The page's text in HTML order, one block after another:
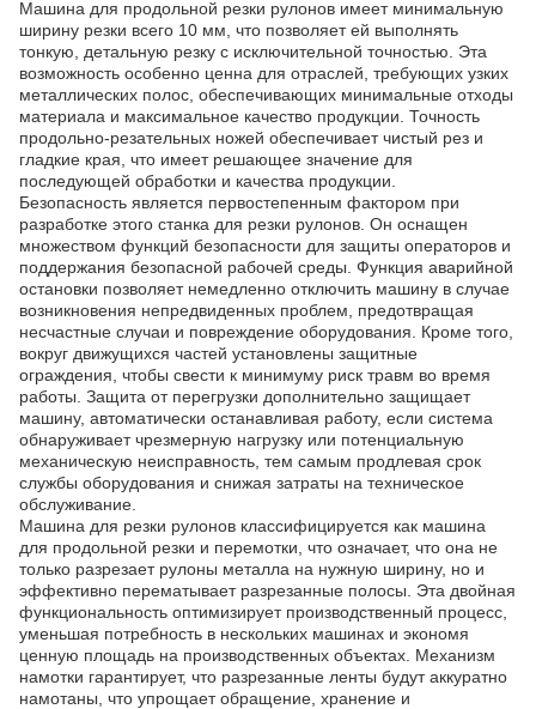
Машина для продольной резки рулонов имеет минимальную
ширину резки всего 10 мм, что позволяет ей выполнять
тонкую, детальную резку с исключительной точностью. Эта
возможность особенно ценна для отраслей, требующих узких
металлических полос, обеспечивающих минимальные отходы
материала и максимальное качество продукции. Точность
продольно-резательных ножей обеспечивает чистый рез и
гладкие края, что имеет решающее значение для
последующей обработки и качества продукции.
Безопасность является первостепенным фактором при
разработке этого станка для резки рулонов. Он оснащен
множеством функций безопасности для защиты операторов и
поддержания безопасной рабочей среды. Функция аварийной
остановки позволяет немедленно отключить машину в случае
возникновения непредвиденных проблем, предотвращая
несчастные случаи и повреждение оборудования. Кроме того,
вокруг движущихся частей установлены защитные
ограждения, чтобы свести к минимуму риск травм во время
работы. Защита от перегрузки дополнительно защищает
машину, автоматически останавливая работу, если система
обнаруживает чрезмерную нагрузку или потенциальную
механическую неисправность, тем самым продлевая срок
службы оборудования и снижая затраты на техническое
обслуживание.
Машина для резки рулонов классифицируется как машина
для продольной резки и перемотки, что означает, что она не
только разрезает рулоны металла на нужную ширину, но и
эффективно перематывает разрезанные полосы. Эта двойная
функциональность оптимизирует производственный процесс,
уменьшая потребность в нескольких машинах и экономя
ценную площадь на производственных объектах. Механизм
намотки гарантирует, что разрезанные ленты будут аккуратно
намотаны, что упрощает обращение, хранение и